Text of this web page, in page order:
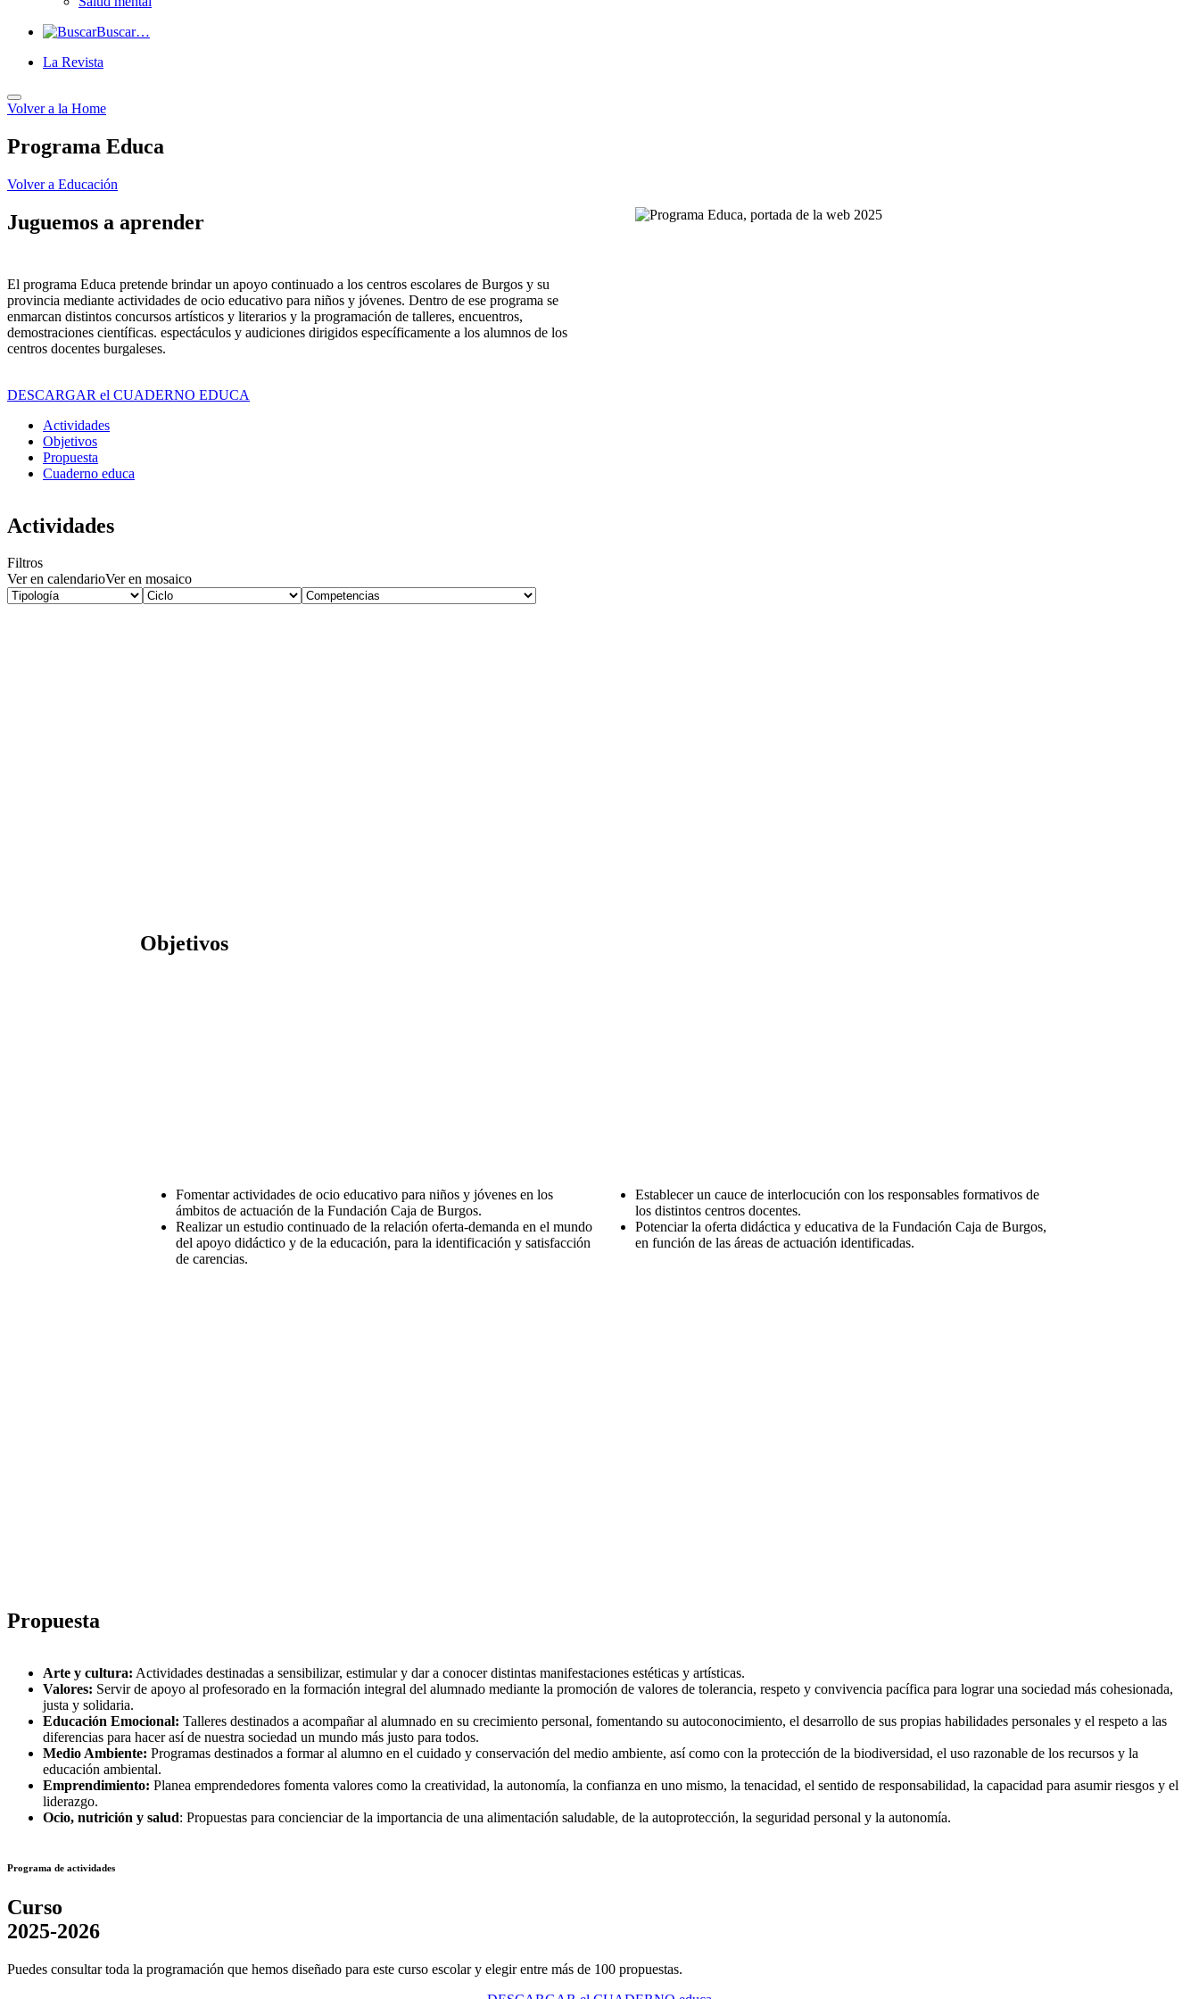
Buscar…
La Revista
Volver a la Home
Programa Educa
Volver a Educación
Juguemos a aprender
El programa Educa pretende brindar un apoyo continuado a los centros escolares de Burgos y su
provincia mediante actividades de ocio educativo para niños y jóvenes. Dentro de ese programa se
enmarcan distintos concursos artísticos y literarios y la programación de talleres, encuentros,
demostraciones científicas. espectáculos y audiciones dirigidos específicamente a los alumnos de los
centros docentes burgaleses.
DESCARGAR el CUADERNO EDUCA
Actividades
Objetivos
Propuesta
Cuaderno educa
Actividades
Filtros
Ver en calendarioVer en mosaico
Objetivos
Fomentar actividades de ocio educativo para niños y jóvenes en los
ámbitos de actuación de la Fundación Caja de Burgos.
Realizar un estudio continuado de la relación oferta-demanda en el mundo
del apoyo didáctico y de la educación, para la identificación y satisfacción
de carencias.
Establecer un cauce de interlocución con los responsables formativos de
los distintos centros docentes.
Potenciar la oferta didáctica y educativa de la Fundación Caja de Burgos,
en función de las áreas de actuación identificadas.
Propuesta
Arte y cultura: Actividades destinadas a sensibilizar, estimular y dar a conocer distintas manifestaciones estéticas y artísticas.
Valores: Servir de apoyo al profesorado en la formación integral del alumnado mediante la promoción de valores de tolerancia, respeto y convivencia pacífica para lograr una sociedad más cohesionada,
justa y solidaria.
Educación Emocional: Talleres destinados a acompañar al alumnado en su crecimiento personal, fomentando su autoconocimiento, el desarrollo de sus propias habilidades personales y el respeto a las
diferencias para hacer así de nuestra sociedad un mundo más justo para todos.
Medio Ambiente: Programas destinados a formar al alumno en el cuidado y conservación del medio ambiente, así como con la protección de la biodiversidad, el uso razonable de los recursos y la
educación ambiental.
Emprendimiento: Planea emprendedores fomenta valores como la creatividad, la autonomía, la confianza en uno mismo, la tenacidad, el sentido de responsabilidad, la capacidad para asumir riesgos y el
liderazgo.
Ocio, nutrición y salud: Propuestas para concienciar de la importancia de una alimentación saludable, de la autoprotección, la seguridad personal y la autonomía.
Programa de actividades
Curso
2025-2026
Puedes consultar toda la programación que hemos diseñado para este curso escolar y elegir entre más de 100 propuestas.